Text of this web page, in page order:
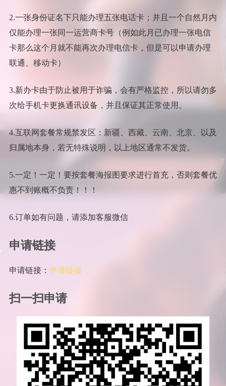
2.一张身份证名下只能办理五张电话卡；并且一个自然月内
仅能办理一张同一运营商卡号（例如此月已办理一张电信
卡那么这个月就不能再次办理电信卡，但是可以申请办理
联通、移动卡）
3.新办卡由于防止被用于诈骗，会有严格监控，所以请勿多
次给手机卡更换通讯设备，并且保证其正常使用。
4.互联网套餐常规禁发区：新疆、西藏、云南、北京、以及
归属地本身，若无特殊说明，以上地区通常不发货。
5.一定！一定！要按套餐海报图要求进行首充，否则套餐优
惠不到账概不负责！！！
6.订单如有问题，请添加客服微信
申请链接
申请链接： 申请链接
扫一扫申请